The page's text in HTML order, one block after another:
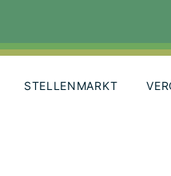
STELLENMARKT